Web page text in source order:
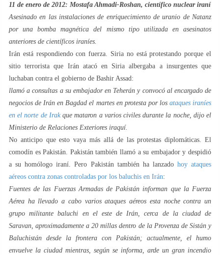
11 de enero de 2012: Mostafa Ahmadi-Roshan, científico nuclear iraní
Asesinado en las instalaciones de enriquecimiento de uranio de Natanz
por una bomba magnética del mismo tipo utilizada en asesinatos
anteriores de científicos iraníes.
Irán está respondiendo con fuerza. Siria no está protestando porque el
sitio terrorista que Irán atacó en Siria albergaba a insurgentes que
luchaban contra el gobierno de Bashir Assad:
llamó a consultas a su embajador en Teherán y convocó al encargado de
negocios de Irán en Bagdad el martes en protesta por los ataques iraníes
en el norte de Irakque mataron a varios civiles durante la noche, dijo el
Ministerio de Relaciones Exteriores iraquí.
No anticipo que esto vaya más allá de las protestas diplomáticas. El
comodín es Pakistán. Pakistán también llamó a su embajador y despidió
a su homólogo iraní. Pero Pakistán también ha lanzado hoy ataques
aéreos contra zonas controladas por los baluchis en Irán:
Fuentes de las Fuerzas Armadas de Pakistán informan que la Fuerza
Aérea ha llevado a cabo varios ataques aéreos esta noche contra un
grupo militante baluchi en el este de Irán, cerca de la ciudad de
Saravan, aproximadamente a 20 millas dentro de la Provenza de Sistán y
Baluchistán desde la frontera con Pakistán; actualmente, el humo
envuelve la ciudad mientras, según se informa, arde un gran incendio